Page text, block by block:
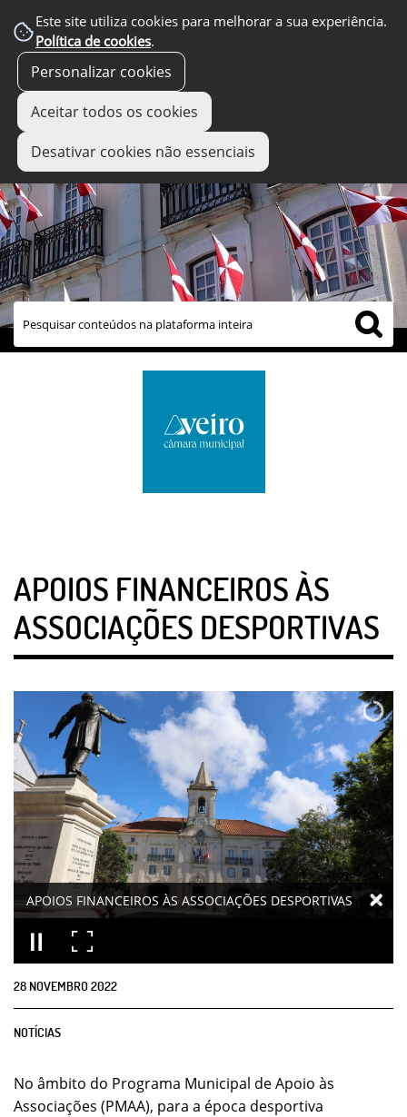
Este site utiliza cookies para melhorar a sua experiência.
Política de cookies.
Personalizar cookies
Aceitar todos os cookies
Desativar cookies não essenciais
links úteis
APOIOS FINANCEIROS ÀS
ASSOCIAÇÕES DESPORTIVAS
APOIOS FINANCEIROS ÀS ASSOCIAÇÕES DESPORTIVAS
28 NOVEMBRO2022
NOTÍCIAS
No âmbito do Programa Municipal de Apoio às
Associações (PMAA), para a época desportiva